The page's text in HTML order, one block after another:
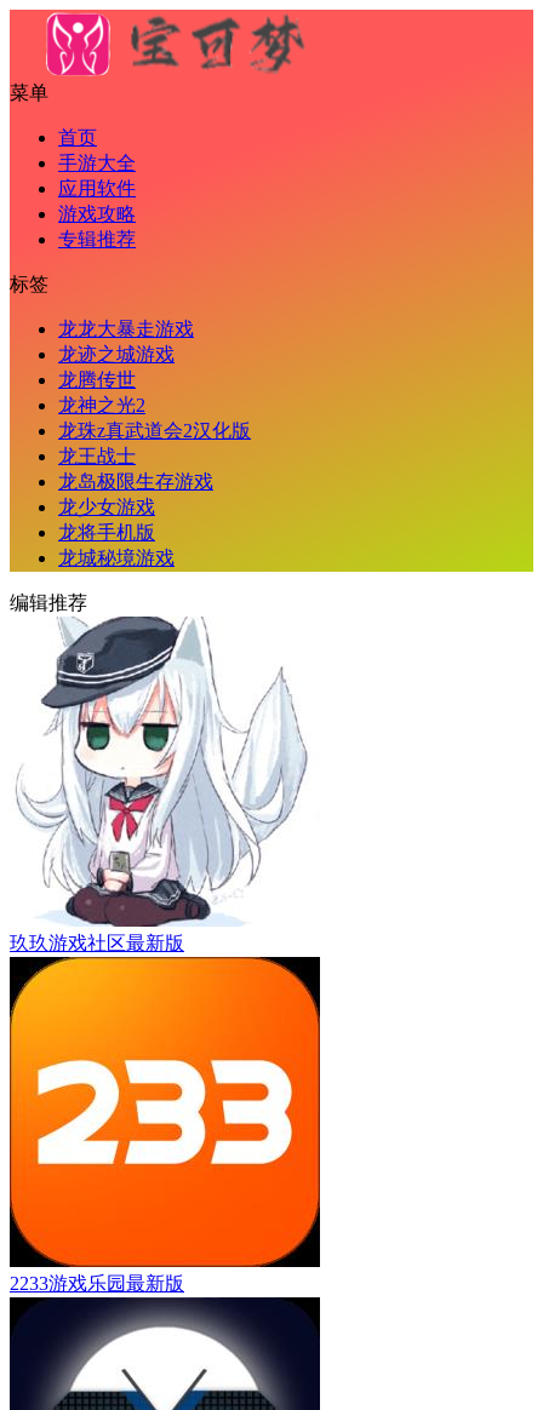
菜单
首页
手游大全
应用软件
游戏攻略
专辑推荐
标签
龙龙大暴走游戏
龙迹之城游戏
龙腾传世
龙神之光2
龙珠z真武道会2汉化版
龙王战士
龙岛极限生存游戏
龙少女游戏
龙将手机版
龙城秘境游戏
编辑推荐
玖玖游戏社区最新版
2233游戏乐园最新版